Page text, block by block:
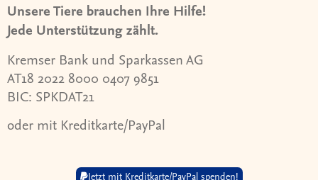
Unsere Tiere brauchen Ihre Hilfe!
Jede Unterstützung zählt.
Kremser Bank und Sparkassen AG
AT18 2022 8000 0407 9851
BIC: SPKDAT21
oder mit Kreditkarte/PayPal
Jetzt mit Kreditkarte/PayPal spenden!